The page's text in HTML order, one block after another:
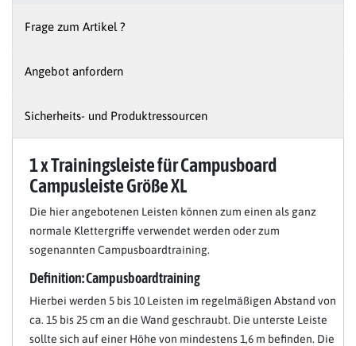
Frage zum Artikel ?
Angebot anfordern
Sicherheits- und Produktressourcen
1 x Trainingsleiste für Campusboard
Campusleiste Größe XL
Die hier angebotenen Leisten können zum einen als ganz
normale Klettergriffe verwendet werden oder zum
sogenannten Campusboardtraining.
Definition: Campusboardtraining
Hierbei werden 5 bis 10 Leisten im regelmäßigen Abstand von
ca. 15 bis 25 cm an die Wand geschraubt. Die unterste Leiste
sollte sich auf einer Höhe von mindestens 1,6 m befinden. Die